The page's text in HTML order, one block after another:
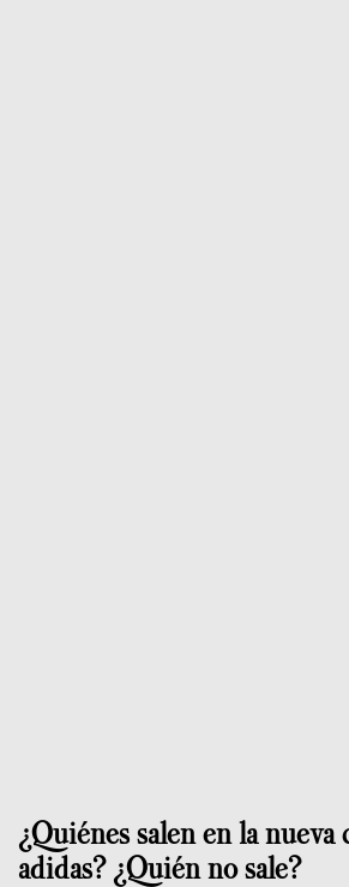
¿Quiénes salen en la nueva
adidas? ¿Quién no sale?